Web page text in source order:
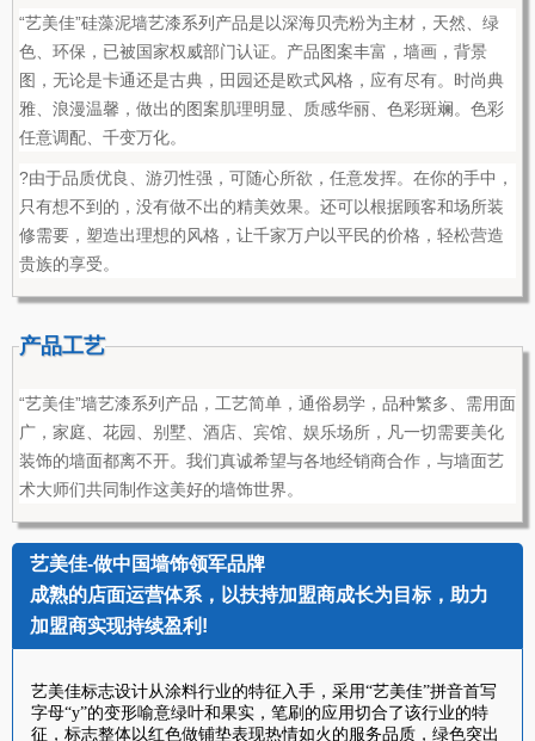
“艺美佳”硅藻泥墙艺漆系列产品是以深海贝壳粉为主材，天然、绿
色、环保，已被国家权威部门认证。产品图案丰富，墙画，背景
图，无论是卡通还是古典，田园还是欧式风格，应有尽有。时尚典
雅、浪漫温馨，做出的图案肌理明显、质感华丽、色彩斑斓。色彩
任意调配、千变万化。
?由于品质优良、游刃性强，可随心所欲，任意发挥。在你的手中，
只有想不到的，没有做不出的精美效果。还可以根据顾客和场所装
修需要，塑造出理想的风格，让千家万户以平民的价格，轻松营造
贵族的享受。
产品工艺
“艺美佳”墙艺漆系列产品，工艺简单，通俗易学，品种繁多、需用面
广，家庭、花园、别墅、酒店、宾馆、娱乐场所，凡一切需要美化
装饰的墙面都离不开。我们真诚希望与各地经销商合作，与墙面艺
术大师们共同制作这美好的墙饰世界。
艺美佳-做中国墙饰领军品牌
成熟的店面运营体系，以扶持加盟商成长为目标，助力
加盟商实现持续盈利!
艺美佳标志设计从涂料行业的特征入手，采用“艺美佳”拼音首写
字母“y”的变形喻意绿叶和果实，笔刷的应用切合了该行业的特
征，标志整体以红色做铺垫表现热情如火的服务品质，绿色突出